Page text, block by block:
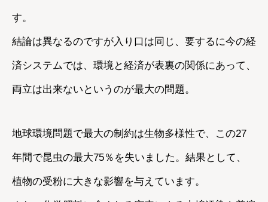
す。
結論は異なるのですが入り口は同じ、要するに今の経
済システムでは、環境と経済が表裏の関係にあって、
両立は出来ないというのが最大の問題。
地球環境問題で最大の制約は生物多様性で、この27
年間で昆虫の最大75％を失いました。結果として、
植物の受粉に大きな影響を与えています。